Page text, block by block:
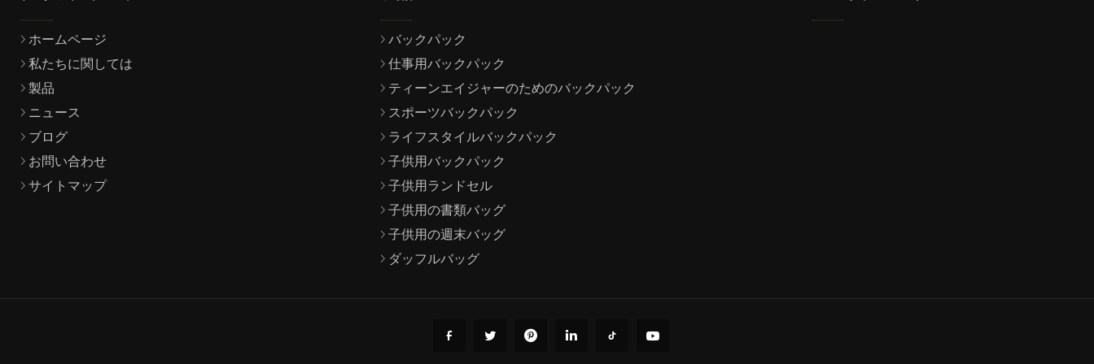
ホームページ
私たちに関しては
製品
ニュース
ブログ
お問い合わせ
サイトマップ
バックパック
仕事用バックパック
ティーンエイジャーのためのバックパック
スポーツバックパック
ライフスタイルバックパック
子供用バックパック
子供用ランドセル
子供用の書類バッグ
子供用の週末バッグ
ダッフルバッグ